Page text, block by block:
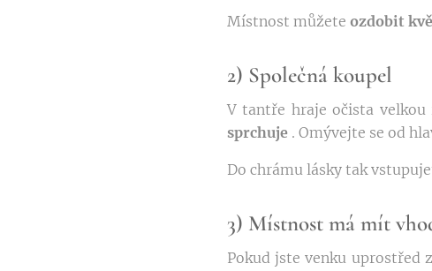
Místnost můžete ozdobit
2) Společná koupel
V tantře hraje očista velkou
sprchuje . Omývejte se od
Do chrámu lásky tak
3) Místnost má mít
Pokud jste venku uprostřed